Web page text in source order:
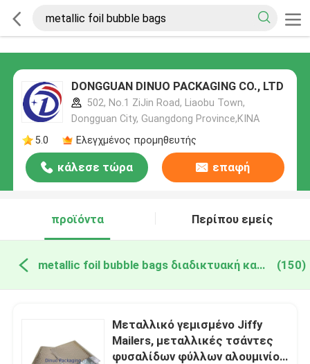
DONGGUAN DINUO PACKAGING CO., LTD
502, No.1 ZiJin Road, Liaobu Town,
Dongguan City, Guangdong Province,ΚΙΝΑ
5.0
Ελεγχμένος προμηθευτής
κάλεσε τώρα επαφή
προϊόντα Περίπου εμείς
metallic foil bubble bags διαδικτυακή κατασκευή (150)
Μεταλλικό γεμισμένο Jiffy
Mailers, μεταλλικές τσάντες
φυσαλίδων φύλλων αλουμινίου